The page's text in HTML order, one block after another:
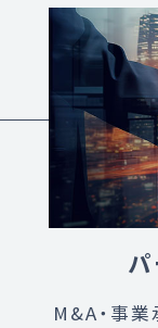
M&A・事